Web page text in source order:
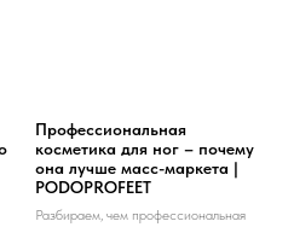
Профессиональная
косметика для ног – почему
она лучше масс-маркета |
PODOPROFEET
Разбираем, чем профессиональная